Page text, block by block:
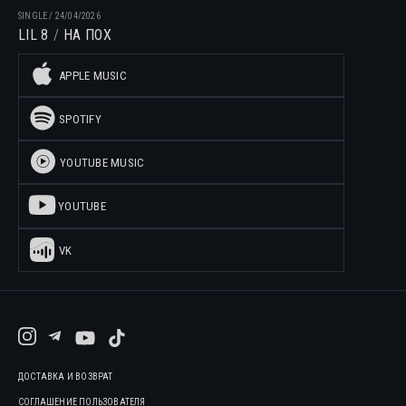
SINGLE/ 24/04/2026
LIL 8 НА ПОХ
APPLE MUSIC
SPOTIFY
YOUTUBE MUSIC
YOUTUBE
VK
ДОСТАВКА И ВОЗВРАТ
СОГЛАШЕНИЕ ПОЛЬЗОВАТЕЛЯ